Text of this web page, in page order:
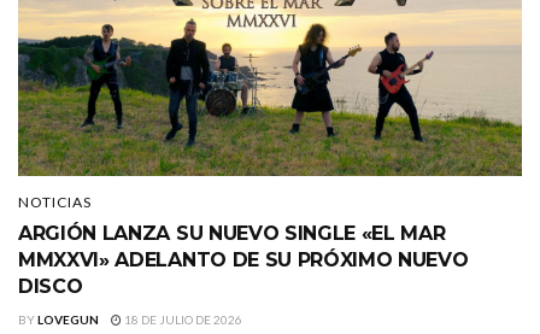
NOTICIAS
ARGIÓN LANZA SU NUEVO SINGLE «EL MAR
MMXXVI» ADELANTO DE SU PRÓXIMO NUEVO
DISCO
BYLOVEGUN 18 DE JULIO DE 2026